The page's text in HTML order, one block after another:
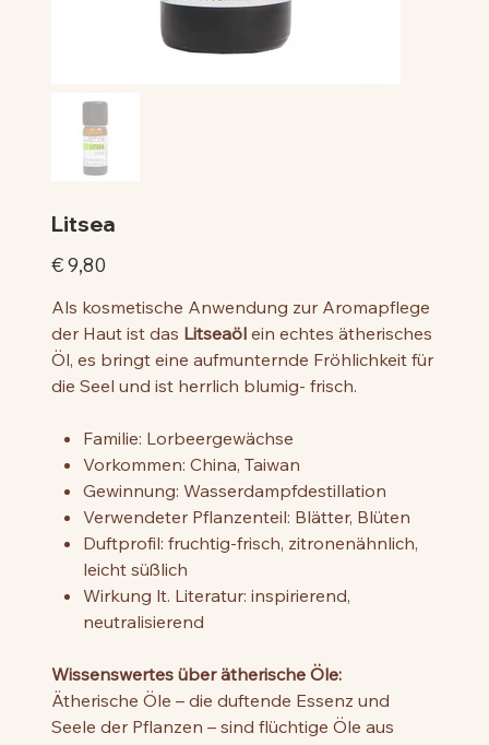
Litsea
Preis
€ 9,80
Als kosmetische Anwendung zur Aromapflege
der Haut ist das Litseaöl ein echtes ätherisches
Öl, es bringt eine aufmunternde Fröhlichkeit für
die Seel und ist herrlich blumig- frisch.
Familie: Lorbeergewächse
Vorkommen: China, Taiwan
Gewinnung: Wasserdampfdestillation
Verwendeter Pflanzenteil: Blätter, Blüten
Duftprofil: fruchtig-frisch, zitronenähnlich,
leicht süßlich
Wirkung lt. Literatur: inspirierend,
neutralisierend
Wissenswertes über ätherische Öle:
Ätherische Öle – die duftende Essenz und
Seele der Pflanzen – sind flüchtige Öle aus